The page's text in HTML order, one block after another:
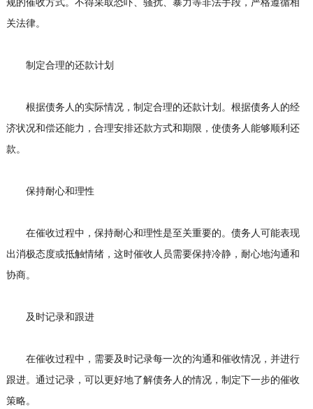
规的催收方式。不得采取恐吓、骚扰、暴力等非法手段，严格遵循相
关法律。
制定合理的还款计划
根据债务人的实际情况，制定合理的还款计划。根据债务人的经
济状况和偿还能力，合理安排还款方式和期限，使债务人能够顺利还
款。
保持耐心和理性
在催收过程中，保持耐心和理性是至关重要的。债务人可能表现
出消极态度或抵触情绪，这时催收人员需要保持冷静，耐心地沟通和
协商。
及时记录和跟进
在催收过程中，需要及时记录每一次的沟通和催收情况，并进行
跟进。通过记录，可以更好地了解债务人的情况，制定下一步的催收
策略。